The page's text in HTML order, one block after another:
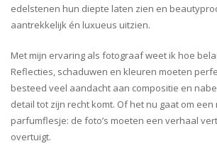
edelstenen hun diepte laten zien en
aantrekkelijk én luxueus uitzien.
Met mijn ervaring als fotograaf weet ik hoe
Reflecties, schaduwen en kleuren moeten
besteed veel aandacht aan compositie en
detail tot zijn recht komt. Of het nu gaat om
parfumflesje: de foto’s moeten een verhaal
overtuigt.